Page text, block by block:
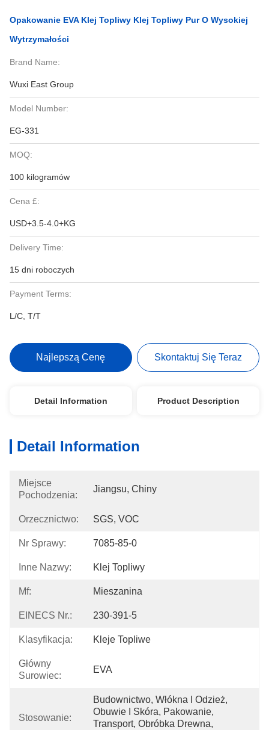
Opakowanie EVA Klej Topliwy Klej Topliwy Pur O Wysokiej
Wytrzymałości
Brand Name:
Wuxi East Group
Model Number:
EG-331
MOQ:
100 kilogramów
Cena £:
USD+3.5-4.0+KG
Delivery Time:
15 dni roboczych
Payment Terms:
L/C, T/T
Najlepszą Cenę Skontaktuj Się Teraz
Detail Information Product Description
Detail Information
Miejsce
Pochodzenia:
Jiangsu, Chiny
Orzecznictwo: SGS, VOC
Nr Sprawy: 7085-85-0
Inne Nazwy: Klej Topliwy
Mf: Mieszanina
EINECS Nr.: 230-391-5
Klasyfikacja: Kleje Topliwe
Główny
Surowiec:
EVA
Stosowanie:
Budownictwo, Włókna I Odzież,
Obuwie I Skóra, Pakowanie,
Transport, Obróbka Drewna,